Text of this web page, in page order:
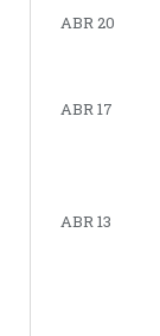
ABR 20
ABR 17
ABR 13